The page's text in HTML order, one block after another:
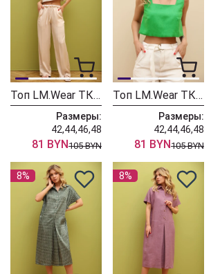
Топ LM.Wear ТК 1006
Размеры:
42,44,46,48
81 BYN105 BYN
Топ LM.Wear ТК 1005
Размеры:
42,44,46,48
81 BYN105 BYN
8% 8%